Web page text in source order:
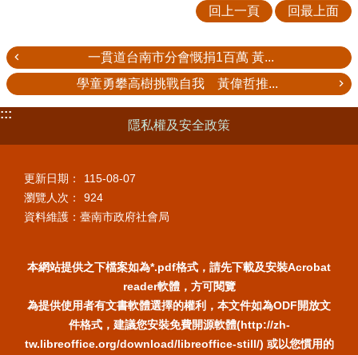
回上一頁 回最上面
一貫道台南市分會慨捐1百萬 黃...
學童勇攀高樹挑戰自我 黃偉哲推...
:::
隱私權及安全政策
更新日期：
115-08-07
瀏覽人次：
924
資料維護：臺南市政府社會局
本網站提供之下檔案如為*.pdf格式，請先下載及安裝Acrobat
reader軟體，方可閱覽
為提供使用者有文書軟體選擇的權利，本文件如為ODF開放文
件格式，建議您安裝免費開源軟體(http://zh-
tw.libreoffice.org/download/libreoffice-still/) 或以您慣用的